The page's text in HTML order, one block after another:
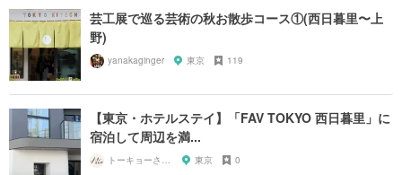
芸工展で巡る芸術の秋お散歩コース①(西日暮里〜上
野)
yanakaginger 東京 119
【東京・ホテルステイ】「FAV TOKYO 西日暮里」に
宿泊して周辺を満...
東京 0